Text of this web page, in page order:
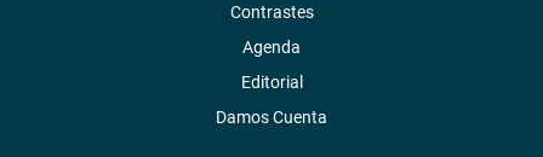
Contrastes
Agenda
Editorial
Damos Cuenta